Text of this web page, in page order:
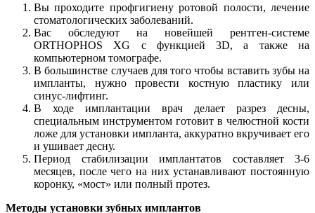
Вы проходите профгигиену ротовой полости, лечение
стоматологических заболеваний.
Вас обследуют на новейшей рентген-системе
ORTHOPHOS XG с функцией 3D, а также на
компьютерном томографе.
В большинстве случаев для того чтобы вставить зубы на
импланты, нужно провести костную пластику или
синус-лифтинг.
В ходе имплантации врач делает разрез десны,
специальным инструментом готовит в челюстной кости
ложе для установки импланта, аккуратно вкручивает его
и ушивает десну.
Период стабилизации имплантатов составляет 3-6
месяцев, после чего на них устанавливают постоянную
коронку, «мост» или полный протез.
Методы установки зубных имплантов